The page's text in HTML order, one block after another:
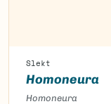
Slekt
Homoneura
Homoneura